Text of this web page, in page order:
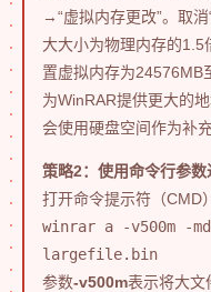
→“虚拟内存更改”。取
大大小为物理内存的
置虚拟内存为24576MB
为WinRAR提供更大的
会使用硬盘空间作为补充
策略2：使用命令行参
打开命令提示符（CMD
winrar a -v500m -
largefile.bin
参数-v500m表示将大文